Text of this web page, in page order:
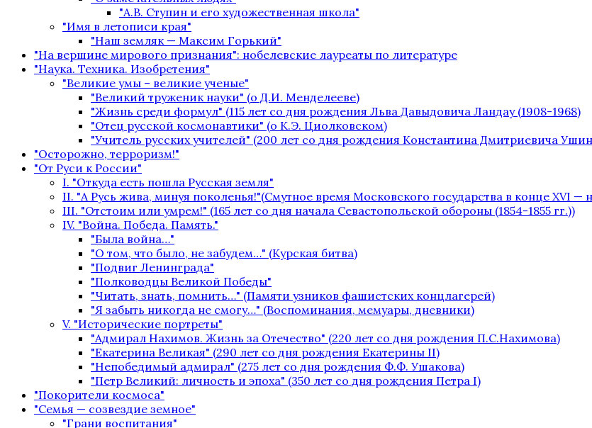
"А.В. Ступин и его художественная школа"
"Имя в летописи края"
"Наш земляк — Максим Горький"
"На вершине мирового признания": нобелевские лауреаты по литературе
"Наука. Техника. Изобретения"
"Великие умы – великие ученые"
"Великий труженик науки" (о Д.И. Менделееве)
"Жизнь среди формул" (115 лет со дня рождения Льва Давыдовича Ландау (1908-1968)
"Отец русской космонавтики" (о К.Э. Циолковском)
"Учитель русских учителей" (200 лет со дня рождения Константина Дмитриевича
"Осторожно, терроризм!"
"От Руси к России"
I. "Откуда есть пошла Русская земля"
II. "А Русь жива, минуя поколенья!"(Смутное время Московского государства в конце XVI —
III. "Отстоим или умрем!" (165 лет со дня начала Севастопольской обороны (1854-1855 гг.))
IV. "Война. Победа. Память."
"Была война…"
"О том, что было, не забудем…" (Курская битва)
"Подвиг Ленинграда"
"Полководцы Великой Победы"
"Читать, знать, помнить…" (Памяти узников фашистских концлагерей)
"Я забыть никогда не смогу…" (Воспоминания, мемуары, дневники)
V. "Исторические портреты"
"Адмирал Нахимов. Жизнь за Отечество" (220 лет со дня рождения П.С.Нахимова)
"Екатерина Великая" (290 лет со дня рождения Екатерины II)
"Непобедимый адмирал" (275 лет со дня рождения Ф.Ф. Ушакова)
"Петр Великий: личность и эпоха" (350 лет со дня рождения Петра I)
"Покорители космоса"
"Семья — созвездие земное"
"Грани воспитания"